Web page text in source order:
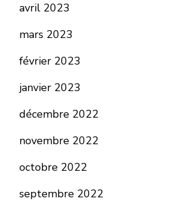
avril 2023
mars 2023
février 2023
janvier 2023
décembre 2022
novembre 2022
octobre 2022
septembre 2022